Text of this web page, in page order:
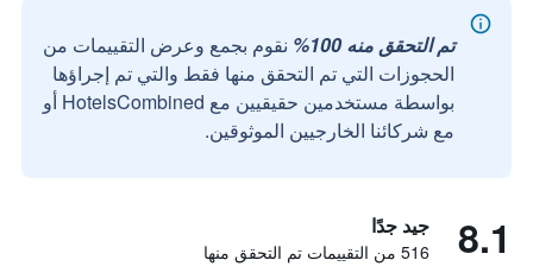
تم التحقق منه 100%
نقوم بجمع وعرض التقييمات من
الحجوزات التي تم التحقق منها فقط والتي تم إجراؤها
بواسطة مستخدمين حقيقيين مع HotelsCombined أو
مع شركائنا الخارجيين الموثوقين.
8.1 جيد جدًا
516 من التقييمات تم التحقق منها